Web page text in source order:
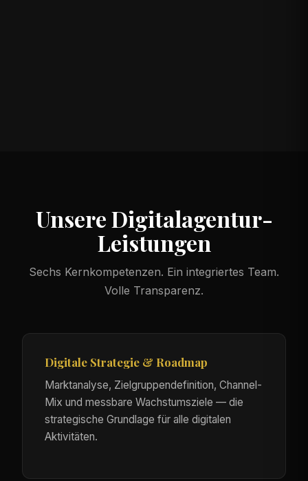
Unsere Digitalagentur-
Leistungen
Sechs Kernkompetenzen. Ein integriertes Team.
Volle Transparenz.
Digitale Strategie & Roadmap
Marktanalyse, Zielgruppendefinition, Channel-
Mix und messbare Wachstumsziele — die
strategische Grundlage für alle digitalen
Aktivitäten.